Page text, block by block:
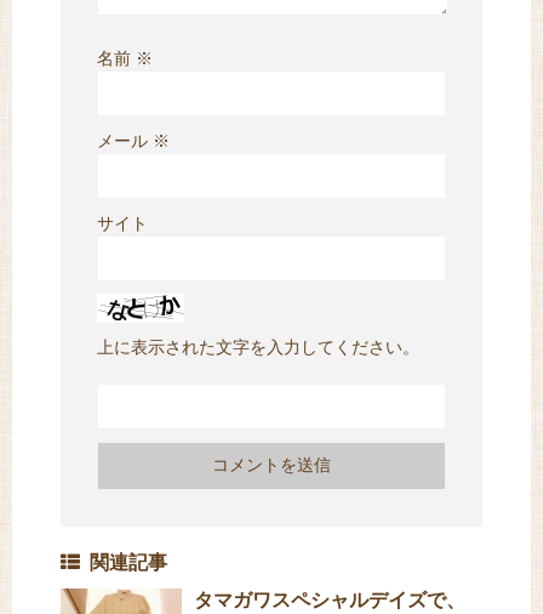
名前 ※
メール ※
サイト
上に表示された文字を入力してください。
関連記事
タマガワスペシャルデイズで、